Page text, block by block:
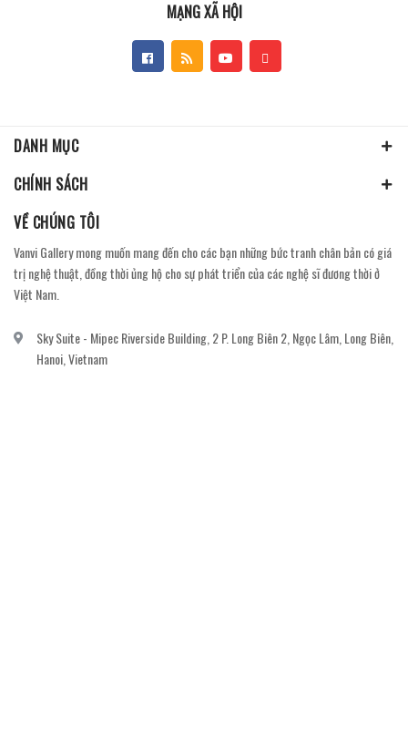
MẠNG XÃ HỘI
DANH MỤC
CHÍNH SÁCH
VỀ CHÚNG TÔI
Vanvi Gallery mong muốn mang đến cho các bạn những bức tranh chân bản có giá
trị nghệ thuật, đồng thời ủng hộ cho sự phát triển của các nghệ sĩ đương thời ở
Việt Nam.
Sky Suite - Mipec Riverside Building, 2 P. Long Biên 2, Ngọc Lâm, Long Biên,
Hanoi, Vietnam